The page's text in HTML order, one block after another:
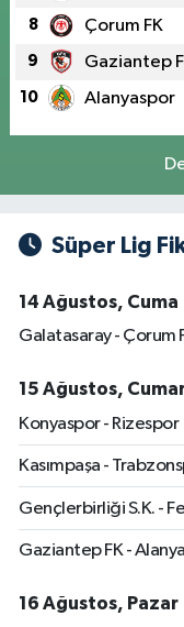
8 Çorum FK
9 Gaziantep
10 Alanyaspor
Süper Lig
14 Ağustos, Cuma
Galatasaray - Çorum
15 Ağustos,
Konyaspor - Rizespor
Kasımpaşa -
Gençlerbirliği S.K. -
Gaziantep FK -
16 Ağustos, Pazar